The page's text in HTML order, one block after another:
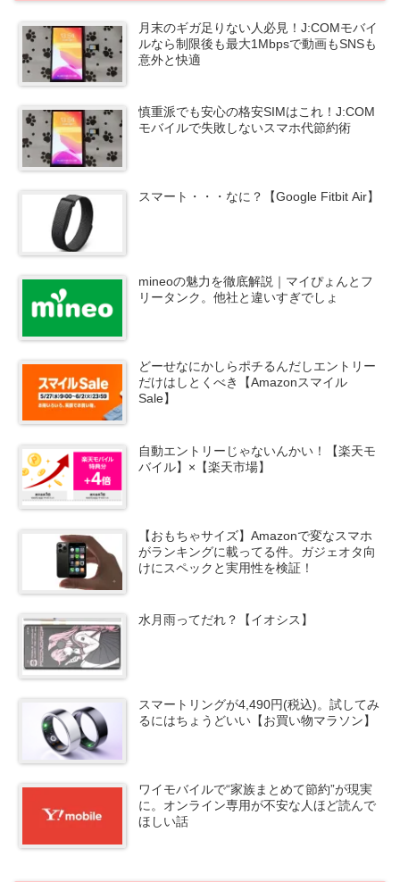
月末のギガ足りない人必見！J:COMモバイ
ルなら制限後も最大1Mbpsで動画もSNSも
意外と快適
慎重派でも安心の格安SIMはこれ！J:COM
モバイルで失敗しないスマホ代節約術
スマート・・・なに？【Google Fitbit Air】
mineoの魅力を徹底解説｜マイぴょんとフ
リータンク。他社と違いすぎでしょ
どーせなにかしらポチるんだしエントリー
だけはしとくべき【Amazonスマイル
Sale】
自動エントリーじゃないんかい！【楽天モ
バイル】×【楽天市場】
【おもちゃサイズ】Amazonで変なスマホ
がランキングに載ってる件。ガジェオタ向
けにスペックと実用性を検証！
水月雨ってだれ？【イオシス】
スマートリングが4,490円(税込)。試してみ
るにはちょうどいい【お買い物マラソン】
ワイモバイルで“家族まとめて節約”が現実
に。オンライン専用が不安な人ほど読んで
ほしい話